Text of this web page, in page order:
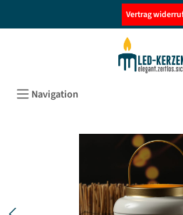
Vertrag
Navigation